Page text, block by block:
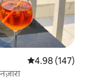
औसत रेटिंग 5 में से
4.98 (147)